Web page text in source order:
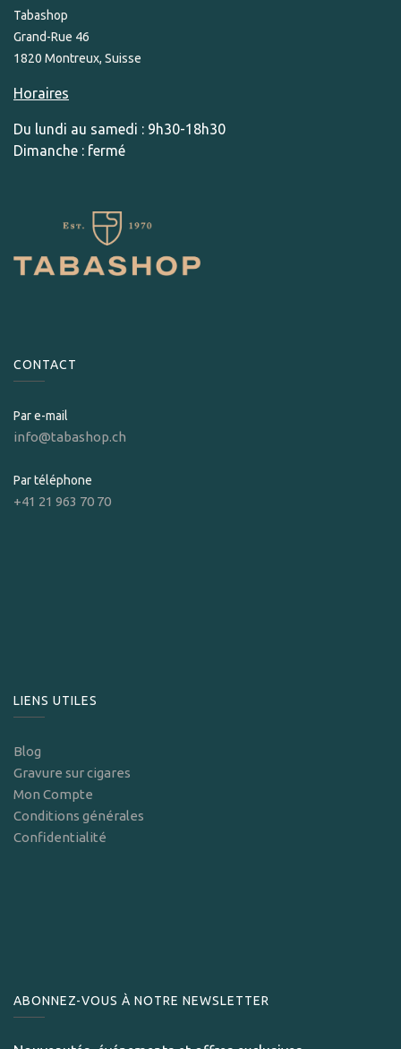
Tabashop
Grand-Rue 46
1820 Montreux, Suisse
Horaires
Du lundi au samedi : 9h30-18h30
Dimanche : fermé
CONTACT
Par e-mail
info@tabashop.ch
Par téléphone
+41 21 963 70 70
LIENS UTILES
Blog
Gravure sur cigares
Mon Compte
Conditions générales
Confidentialité
ABONNEZ-VOUS À NOTRE NEWSLETTER